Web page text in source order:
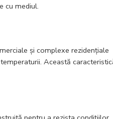
cu mediul.
și complexe rezidențiale
Această